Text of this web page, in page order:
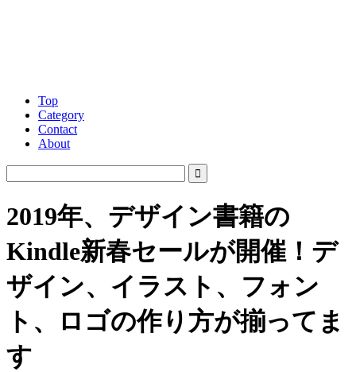
Top
Category
Contact
About
2019年、デザイン書籍の
Kindle新春セールが開催！デ
ザイン、イラスト、フォン
ト、ロゴの作り方が揃ってま
す